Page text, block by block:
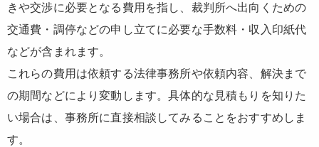
きや交渉に必要となる費用を指し、裁判所へ出向くための
交通費・調停などの申し立てに必要な手数料・収入印紙代
などが含まれます。
これらの費用は依頼する法律事務所や依頼内容、解決まで
の期間などにより変動します。具体的な見積もりを知りた
い場合は、事務所に直接相談してみることをおすすめしま
す。